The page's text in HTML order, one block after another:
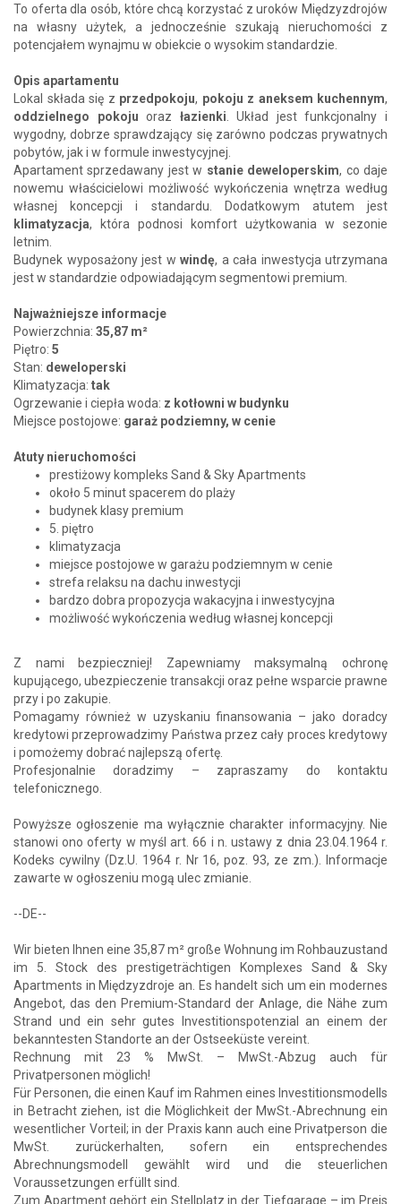
To oferta dla osób, które chcą korzystać z uroków Międzyzdrojów
na własny użytek, a jednocześnie szukają nieruchomości z
potencjałem wynajmu w obiekcie o wysokim standardzie.
Opis apartamentu
Lokal składa się z przedpokoju, pokoju z aneksem kuchennym,
oddzielnego pokoju oraz łazienki . Układ jest funkcjonalny i
wygodny, dobrze sprawdzający się zarówno podczas prywatnych
pobytów, jak i w formule inwestycyjnej.
Apartament sprzedawany jest w stanie deweloperskim, co daje
nowemu właścicielowi możliwość wykończenia wnętrza według
własnej koncepcji i standardu. Dodatkowym atutem jest
klimatyzacja, która podnosi komfort użytkowania w sezonie
letnim.
Budynek wyposażony jest w windę, a cała inwestycja utrzymana
jest w standardzie odpowiadającym segmentowi premium.
Najważniejsze informacje
Powierzchnia: 35,87 m²
Piętro: 5
Stan: deweloperski
Klimatyzacja: tak
Ogrzewanie i ciepła woda: z kotłowni w budynku
Miejsce postojowe: garaż podziemny, w cenie
Atuty nieruchomości
prestiżowy kompleks Sand & Sky Apartments
około 5 minut spacerem do plaży
budynek klasy premium
5. piętro
klimatyzacja
miejsce postojowe w garażu podziemnym w cenie
strefa relaksu na dachu inwestycji
bardzo dobra propozycja wakacyjna i inwestycyjna
możliwość wykończenia według własnej koncepcji
Z nami bezpieczniej! Zapewniamy maksymalną ochronę
kupującego, ubezpieczenie transakcji oraz pełne wsparcie prawne
przy i po zakupie.
Pomagamy również w uzyskaniu finansowania – jako doradcy
kredytowi przeprowadzimy Państwa przez cały proces kredytowy
i pomożemy dobrać najlepszą ofertę.
Profesjonalnie doradzimy – zapraszamy do kontaktu
telefonicznego.
Powyższe ogłoszenie ma wyłącznie charakter informacyjny. Nie
stanowi ono oferty w myśl art. 66 i n. ustawy z dnia 23.04.1964 r.
Kodeks cywilny (Dz.U. 1964 r. Nr 16, poz. 93, ze zm.). Informacje
zawarte w ogłoszeniu mogą ulec zmianie.
--DE--
Wir bieten Ihnen eine 35,87 m² große Wohnung im Rohbauzustand
im 5. Stock des prestigeträchtigen Komplexes Sand & Sky
Apartments in Międzyzdroje an. Es handelt sich um ein modernes
Angebot, das den Premium-Standard der Anlage, die Nähe zum
Strand und ein sehr gutes Investitionspotenzial an einem der
bekanntesten Standorte an der Ostseeküste vereint.
Rechnung mit 23 % MwSt. – MwSt.-Abzug auch für
Privatpersonen möglich!
Für Personen, die einen Kauf im Rahmen eines Investitionsmodells
in Betracht ziehen, ist die Möglichkeit der MwSt.-Abrechnung ein
wesentlicher Vorteil; in der Praxis kann auch eine Privatperson die
MwSt. zurückerhalten, sofern ein entsprechendes
Abrechnungsmodell gewählt wird und die steuerlichen
Voraussetzungen erfüllt sind.
Zum Apartment gehört ein Stellplatz in der Tiefgarage – im Preis